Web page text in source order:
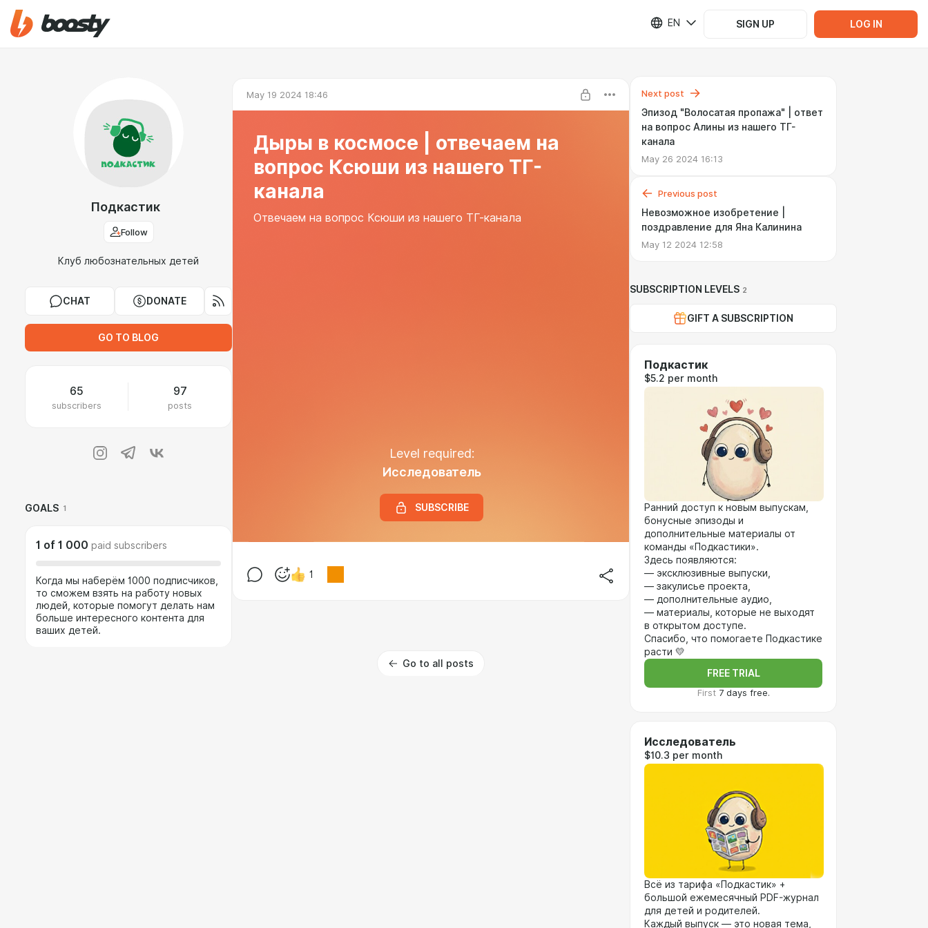
EN SIGN UP LOG IN
Подкастик
Follow
Клуб любознательных детей
CHAT DONATE
GO TO BLOG
65
subscribers
97
posts
GOALS 1
1 of 1 000 paid subscribers
Когда мы наберём 1000 подписчиков,
то сможем взять на работу новых
людей, которые помогут делать нам
больше интересного контента для
ваших детей.
May 19 2024 18:46
Дыры в космосе | отвечаем на
вопрос Ксюши из нашего ТГ-
канала
Отвечаем на вопрос Ксюши из нашего ТГ-канала
Level required:
Исследователь
SUBSCRIBE
1
Go to all posts
Next post
Эпизод "Волосатая пропажа" | ответ
на вопрос Алины из нашего ТГ-
канала
May 26 2024 16:13
Previous post
Невозможное изобретение |
поздравление для Яна Калинина
May 12 2024 12:58
SUBSCRIPTION LEVELS 2
GIFT A SUBSCRIPTION
Подкастик
$5.2 per month
Ранний доступ к новым выпускам,
бонусные эпизоды и
дополнительные материалы от
команды «Подкастики».
Здесь появляются:
— эксклюзивные выпуски,
— закулисье проекта,
— дополнительные аудио,
— материалы, которые не выходят
в открытом доступе.
Спасибо, что помогаете Подкастике
расти 💛
FREE TRIAL
First 7 days free.
Исследователь
$10.3 per month
Всё из тарифа «Подкастик» +
большой ежемесячный PDF-журнал
для детей и родителей.
Каждый выпуск — это новая тема,